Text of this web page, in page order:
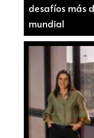
desafíos más
mundial